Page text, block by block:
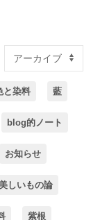
と染料 藍
blog的ノート
お知らせ
しいもの論
紫根